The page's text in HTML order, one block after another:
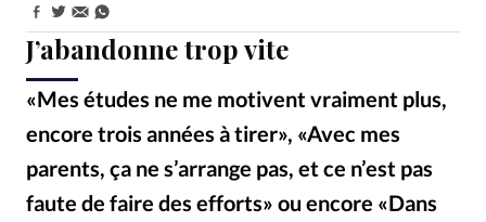
Société
Monde
Toute l'actualité
Se connecter
J’abandonne trop vite
«Mes études ne me motivent vraiment plus,
encore trois années à tirer», «Avec mes
parents, ça ne s’arrange pas, et ce n’est pas
faute de faire des efforts» ou encore «Dans
Partager: